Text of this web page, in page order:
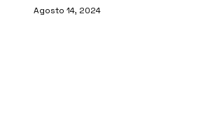
Agosto 14, 2024